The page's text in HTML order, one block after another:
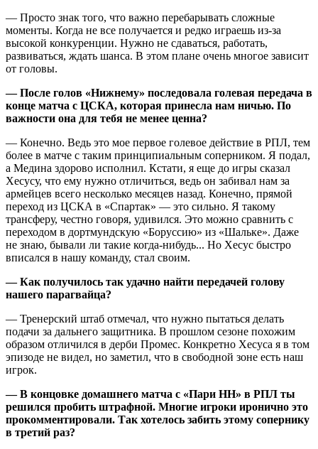
— Просто знак того, что важно перебарывать сложные
моменты. Когда не все получается и редко играешь из-за
высокой конкуренции. Нужно не сдаваться, работать,
развиваться, ждать шанса. В этом плане очень многое зависит
от головы.
— После голов «Нижнему» последовала голевая передача в
конце матча с ЦСКА, которая принесла нам ничью. По
важности она для тебя не менее ценна?
— Конечно. Ведь это мое первое голевое действие в РПЛ, тем
более в матче с таким принципиальным соперником. Я подал,
а Медина здорово исполнил. Кстати, я еще до игры сказал
Хесусу, что ему нужно отличиться, ведь он забивал нам за
армейцев всего несколько месяцев назад. Конечно, прямой
переход из ЦСКА в «Спартак» — это сильно. Я такому
трансферу, честно говоря, удивился. Это можно сравнить с
переходом в дортмундскую «Боруссию» из «Шальке». Даже
не знаю, бывали ли такие когда-нибудь... Но Хесус быстро
вписался в нашу команду, стал своим.
— Как получилось так удачно найти передачей голову
нашего парагвайца?
— Тренерский штаб отмечал, что нужно пытаться делать
подачи за дальнего защитника. В прошлом сезоне похожим
образом отличился в дерби Промес. Конкретно Хесуса я в том
эпизоде не видел, но заметил, что в свободной зоне есть наш
игрок.
— В концовке домашнего матча с «Пари НН» в РПЛ ты
решился пробить штрафной. Многие игроки иронично это
прокомментировали. Так хотелось забить этому сопернику
в третий раз?